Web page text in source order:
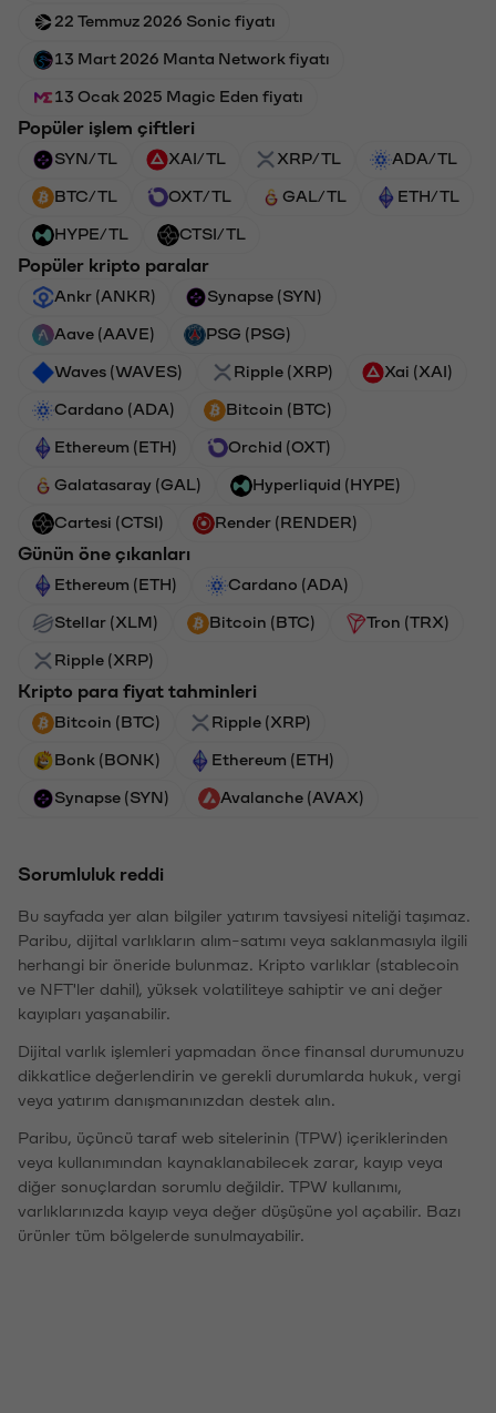
22 Temmuz 2026 Sonic fiyatı
13 Mart 2026 Manta Network fiyatı
13 Ocak 2025 Magic Eden fiyatı
Popüler işlem çiftleri
SYN/TL XAI/TL XRP/TL ADA/TL
BTC/TL OXT/TL GAL/TL ETH/TL
HYPE/TL CTSI/TL
Popüler kripto paralar
Ankr (ANKR) Synapse (SYN)
Aave (AAVE) PSG (PSG)
Waves (WAVES) Ripple (XRP) Xai (XAI)
Cardano (ADA) Bitcoin (BTC)
Ethereum (ETH) Orchid (OXT)
Galatasaray (GAL) Hyperliquid (HYPE)
Cartesi (CTSI) Render (RENDER)
Günün öne çıkanları
Ethereum (ETH) Cardano (ADA)
Stellar (XLM) Bitcoin (BTC) Tron (TRX)
Ripple (XRP)
Kripto para fiyat tahminleri
Bitcoin (BTC) Ripple (XRP)
Bonk (BONK) Ethereum (ETH)
Synapse (SYN) Avalanche (AVAX)
Sorumluluk reddi
Bu sayfada yer alan bilgiler yatırım tavsiyesi niteliği taşımaz.
Paribu, dijital varlıkların alım-satımı veya saklanmasıyla ilgili
herhangi bir öneride bulunmaz. Kripto varlıklar (stablecoin
ve NFT'ler dahil), yüksek volatiliteye sahiptir ve ani değer
kayıpları yaşanabilir.
Dijital varlık işlemleri yapmadan önce finansal durumunuzu
dikkatlice değerlendirin ve gerekli durumlarda hukuk, vergi
veya yatırım danışmanınızdan destek alın.
Paribu, üçüncü taraf web sitelerinin (TPW) içeriklerinden
veya kullanımından kaynaklanabilecek zarar, kayıp veya
diğer sonuçlardan sorumlu değildir. TPW kullanımı,
varlıklarınızda kayıp veya değer düşüşüne yol açabilir. Bazı
ürünler tüm bölgelerde sunulmayabilir.